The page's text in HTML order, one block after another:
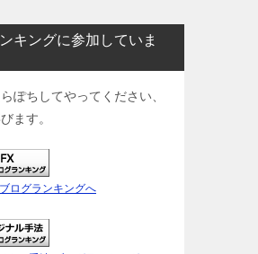
キングに参加していま
ぽちしてやってください、
ます。
ログランキングへ